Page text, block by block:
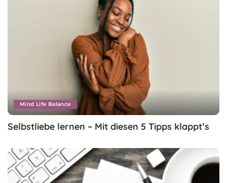
Mind Life Balance
Selbstliebe lernen – Mit diesen 5 Tipps klappt’s